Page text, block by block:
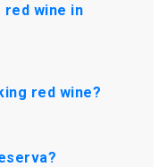
red wine in
red wine?